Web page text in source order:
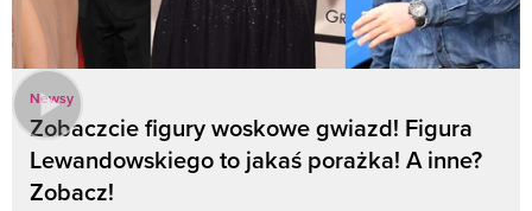
Newsy
Zobaczcie figury woskowe gwiazd! Figura
Lewandowskiego to jakaś porażka! A inne?
Zobacz!